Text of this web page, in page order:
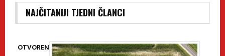
NAJČITANIJI TJEDNI ČLANCI
OTVOREN